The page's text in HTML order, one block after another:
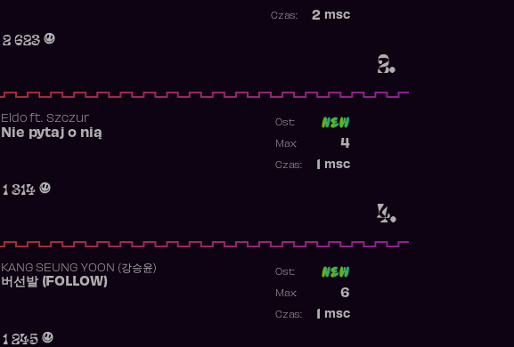
2.
2 623
2 msc
Czas:
4.
Eldoft. Szczur
Nie pytaj o nią
1 314
Ost:
4
Max:
msc
Czas:
KANG SEUNG YOON (강승윤)
버선발 (FOLLOW)
1 245
Ost:
6
Max:
msc
Czas: